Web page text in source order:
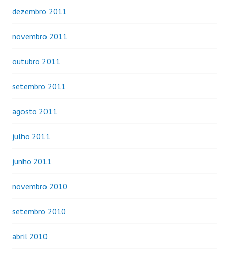
dezembro 2011
novembro 2011
outubro 2011
setembro 2011
agosto 2011
julho 2011
junho 2011
novembro 2010
setembro 2010
abril 2010